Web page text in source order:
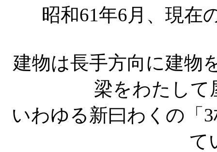
昭和61年6月、現在
建物は長手方向に建物
梁をわたして
いわゆる新曰わくの「
て